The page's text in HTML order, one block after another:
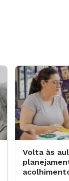
Volta às